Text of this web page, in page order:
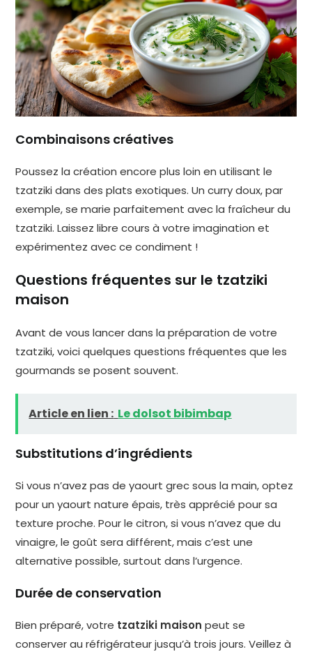
Combinaisons créatives
Poussez la création encore plus loin en utilisant le
tzatziki dans des plats exotiques. Un curry doux, par
exemple, se marie parfaitement avec la fraîcheur du
tzatziki. Laissez libre cours à votre imagination et
expérimentez avec ce condiment !
Questions fréquentes sur le tzatziki
maison
Avant de vous lancer dans la préparation de votre
tzatziki, voici quelques questions fréquentes que les
gourmands se posent souvent.
Article en lien : Le dolsot bibimbap
Substitutions d’ingrédients
Si vous n’avez pas de yaourt grec sous la main, optez
pour un yaourt nature épais, très apprécié pour sa
texture proche. Pour le citron, si vous n’avez que du
vinaigre, le goût sera différent, mais c’est une
alternative possible, surtout dans l’urgence.
Durée de conservation
Bien préparé, votre tzatziki maison peut se
conserver au réfrigérateur jusqu’à trois jours. Veillez à